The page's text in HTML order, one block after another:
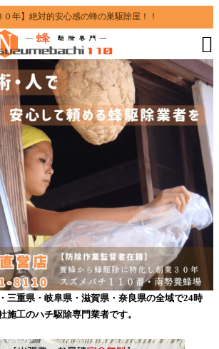
０年】絶対的安心感の蜂の巣駆除屋！！

三重県・岐阜県・滋賀県・奈良県の全域で24時
施工のハチ駆除専門業者です。